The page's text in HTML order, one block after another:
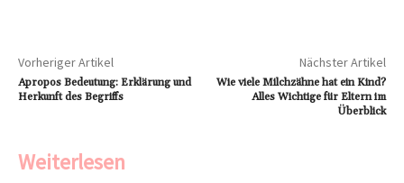
Vorheriger Artikel
Apropos Bedeutung: Erklärung und
Herkunft des Begriffs
Nächster Artikel
Wie viele Milchzähne hat ein Kind?
Alles Wichtige für Eltern im
Überblick
Weiterlesen